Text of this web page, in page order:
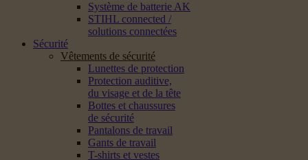
Système de batterie AK
STIHL connected /
solutions connectées
Sécurité
Vêtements de sécurité
Lunettes de protection
Protection auditive,
du visage et de la tête
Bottes et chaussures
de sécurité
Pantalons de travail
Gants de travail
T-shirts et vestes